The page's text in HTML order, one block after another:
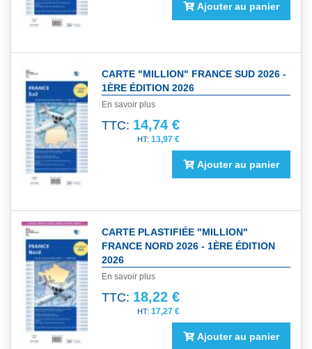
Ajouter au panier
CARTE "MILLION" FRANCE SUD 2026 -
1ÈRE ÉDITION 2026
En savoir plus
TTC: 14,74 €
13,97 €
Ajouter au panier
CARTE PLASTIFIÉE "MILLION"
FRANCE NORD 2026 - 1ÈRE ÉDITION
2026
En savoir plus
TTC: 18,22 €
17,27 €
Ajouter au panier